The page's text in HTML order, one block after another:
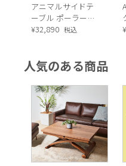
アニマルサイドテ
ーブル ポーラーベ
ア
¥32,890 税込
¥
人気のある商品